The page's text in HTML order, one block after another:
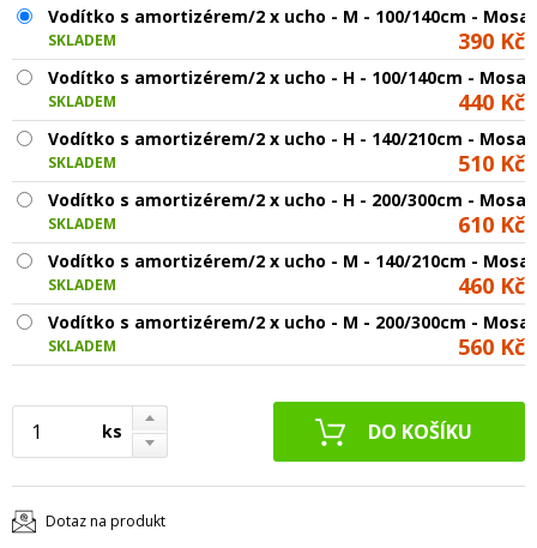
Vodítko s amortizérem/2 x ucho - M - 100/140cm -
SKLADEM 390 Kč
Vodítko s amortizérem/2 x ucho - H - 100/140cm - Mosaz
SKLADEM 440 Kč
Vodítko s amortizérem/2 x ucho - H - 140/210cm - Mosaz
SKLADEM 510 Kč
Vodítko s amortizérem/2 x ucho - H - 200/300cm - Mosaz
SKLADEM 610 Kč
Vodítko s amortizérem/2 x ucho - M - 140/210cm -
SKLADEM 460 Kč
Vodítko s amortizérem/2 x ucho - M - 200/300cm -
SKLADEM 560 Kč
ks
Dotaz na produkt